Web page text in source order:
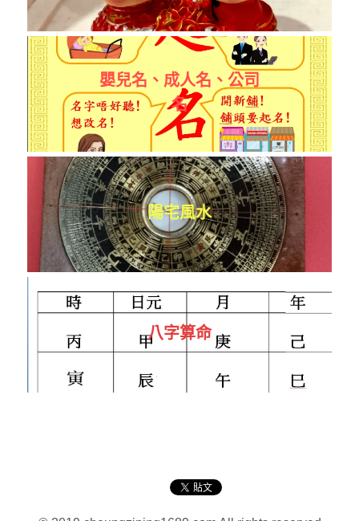
嬰兒名、成人名、公司
名
陽宅風水
八字算命